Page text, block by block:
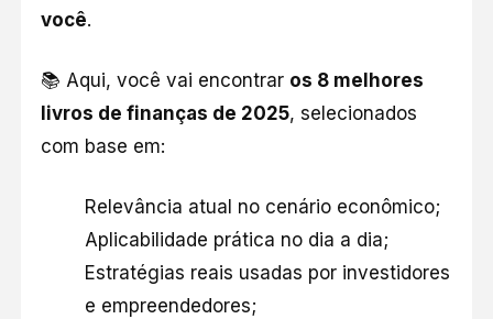
você.
📚 Aqui, você vai encontrar os 8 melhores
livros de finanças de 2025, selecionados
com base em:
Relevância atual no cenário econômico;
Aplicabilidade prática no dia a dia;
Estratégias reais usadas por investidores
e empreendedores;